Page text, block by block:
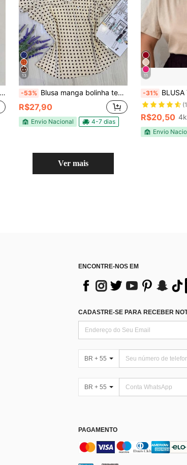
13
-53% Blusa manga bolinha tecido crepinha bonito fashion
R$27,90
Envio Nacional 4-7 dias
11
-31% BLUSA T-SHIRT
R$20,50
Envio
Ver mais
ENCONTRE-NOS EM
CADASTRE-SE PARA RECEBER
BR + 55
BR + 55
PAGAMENTO